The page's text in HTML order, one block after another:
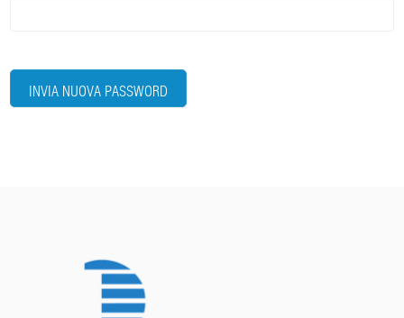
INVIA NUOVA PASSWORD